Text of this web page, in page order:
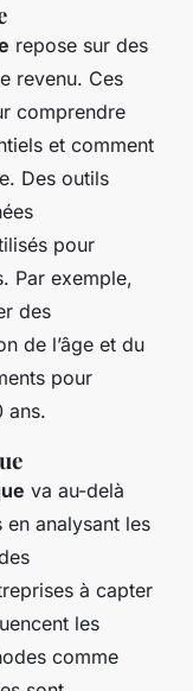
repose sur des
revenu. Ces
comprendre
et comment
Des outils
pour
Par exemple,
des
de l’âge et du
pour
ans.
va au-delà
analysant les
à capter
les
comme